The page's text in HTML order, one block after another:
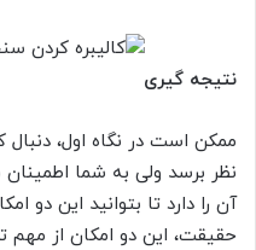
نتیجه گیری
ممکن است در نگاه اول،
نظر برسد ولی به شما
آن را دارد تا بتوانید این دو
حقیقت، این دو امکان از